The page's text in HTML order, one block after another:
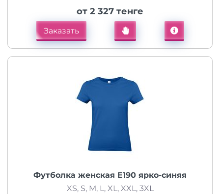
от 2 327 тенге
Заказать
Футболка женская E190 ярко-синяя
XS, S, M, L, XL, XXL, 3XL